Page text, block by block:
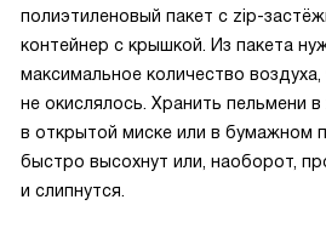
полиэтиленовый пакет с zip-
контейнер с крышкой. Из пакета
максимальное количество
не окислялось. Хранить пельмени
в открытой миске или в бумажном
быстро высохнут или, наоборот,
и слипнутся.